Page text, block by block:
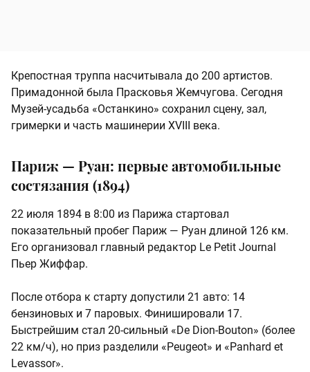
Крепостная труппа насчитывала до 200 артистов.
Примадонной была Прасковья Жемчугова. Сегодня
Музей-усадьба «Останкино» сохранил сцену, зал,
гримерки и часть машинерии XVIII века.
Париж — Руан: первые автомобильные
состязания (1894)
22 июля 1894 в 8:00 из Парижа стартовал
показательный пробег Париж — Руан длиной 126 км.
Его организовал главный редактор Le Petit Journal
Пьер Жиффар.
После отбора к старту допустили 21 авто: 14
бензиновых и 7 паровых. Финишировали 17.
Быстрейшим стал 20-сильный «De Dion-Bouton» (более
22 км/ч), но приз разделили «Peugeot» и «Panhard et
Levassor».